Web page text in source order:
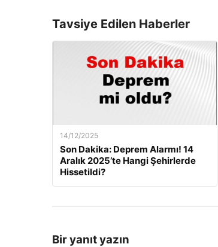
Tavsiye Edilen Haberler
14/12/2025
Son Dakika: Deprem Alarmı! 14
Aralık 2025’te Hangi Şehirlerde
Hissetildi?
Bir yanıt yazın